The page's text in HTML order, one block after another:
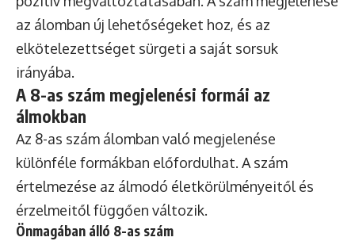
az álomban új lehetőségeket hoz, és az
elkötelezettséget sürgeti a saját sorsuk
irányába.
A 8-as szám megjelenési formái az
álmokban
Az 8-as szám álomban való megjelenése
különféle formákban előfordulhat. A szám
értelmezése az álmodó életkörülményeitől és
érzelmeitől függően változik.
Önmagában álló 8-as szám